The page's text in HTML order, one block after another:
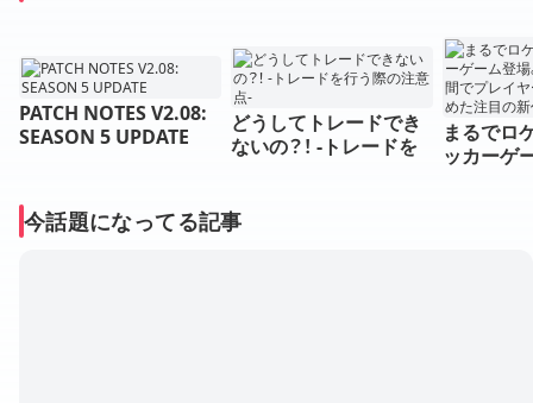
PATCH NOTES V2.08:
SEASON 5 UPDATE
どうしてトレードでき
ないの？！ -トレードを
まるでロ
ッカーゲ
今話題になってる記事